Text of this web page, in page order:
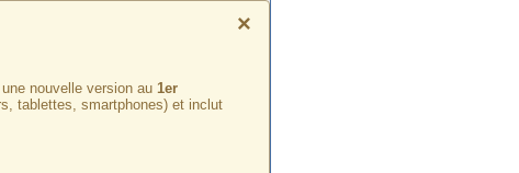
×
nouvelle version au 1er
tablettes, smartphones) et inclut